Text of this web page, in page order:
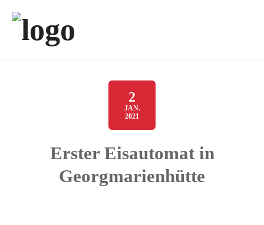
2
JAN.
2021
Erster Eisautomat in
Georgmarienhütte